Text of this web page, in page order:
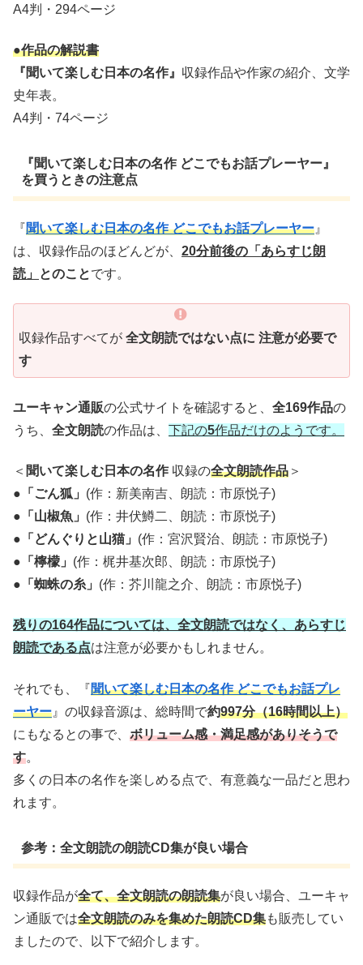
A4判・294ページ
●作品の解説書
『聞いて楽しむ日本の名作』 収録作品や作家の紹介、文学
史年表。
A4判・74ページ
『聞いて楽しむ日本の名作 どこでもお話プレーヤー』
を買うときの注意点
『聞いて楽しむ日本の名作 どこでもお話プレーヤー 』
は、収録作品のほどんどが、 20分前後の「あらすじ朗
読」
とのことです。
収録作品すべてが 全文朗読ではない点に 注意が必要で
す
ユーキャン通販の公式サイトを確認すると、 全169作品の
うち、 全文朗読の作品は、 下記の5作品だけのようです。
＜ 聞いて楽しむ日本の名作 収録の全文朗読作品 ＞
● 「ごん狐」 (作：新美南吉、朗読：市原悦子)
● 「山椒魚」 (作：井伏鱒二、朗読：市原悦子)
● 「どんぐりと山猫」 (作：宮沢賢治、朗読：市原悦子)
● 「檸檬」 (作：梶井基次郎、朗読：市原悦子)
● 「蜘蛛の糸」 (作：芥川龍之介、朗読：市原悦子)
残りの164作品については、全文朗読ではなく、あらすじ
朗読である点は注意が必要かもしれません。
それでも、『聞いて楽しむ日本の名作 どこでもお話プレ
ーヤー 』の収録音源は、総時間で約997分（16時間以上）
にもなるとの事で、 ボリューム感・満足感がありそうで
す。
多くの日本の名作を楽しめる点で、有意義な一品だと思わ
れます。
参考：全文朗読の朗読CD集が良い場合
収録作品が全て、全文朗読の朗読集が良い場合、ユーキャ
ン通販では全文朗読のみを集めた朗読CD集も販売してい
ましたので、以下で紹介します。